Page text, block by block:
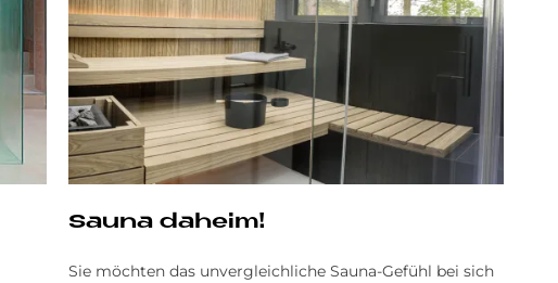
Sau­na da­heim!
Sie möchten das unvergleichliche Sauna-Gefühl bei sich